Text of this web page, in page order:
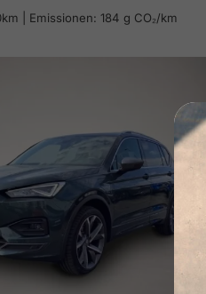
| Emissionen: 184 g CO₂/km